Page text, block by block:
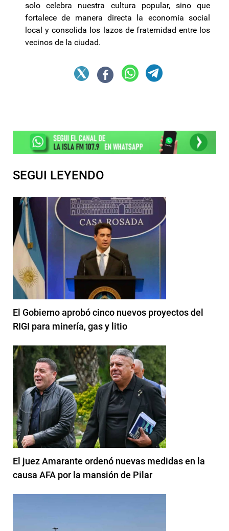
solo celebra nuestra cultura popular, sino que
fortalece de manera directa la economía social
local y consolida los lazos de fraternidad entre los
vecinos de la ciudad.
SEGUI LEYENDO
El Gobierno aprobó cinco nuevos proyectos del
RIGI para minería, gas y litio
El juez Amarante ordenó nuevas medidas en la
causa AFA por la mansión de Pilar